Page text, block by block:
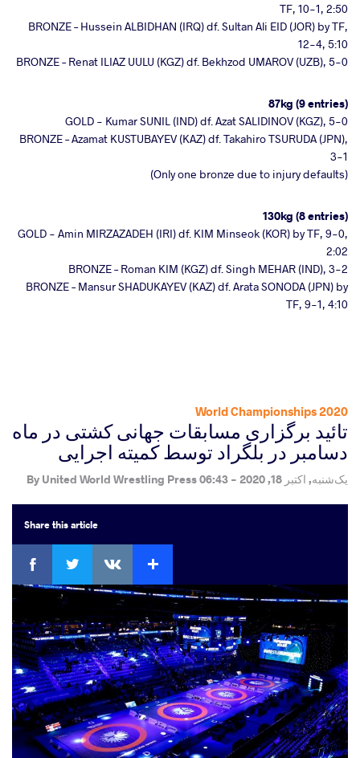
TF, 10-1, 2:50
BRONZE – Hussein ALBIDHAN (IRQ) df. Sultan Ali EID (JOR) by TF,
12-4, 5:10
BRONZE – Renat ILIAZ UULU (KGZ) df. Bekhzod UMAROV (UZB), 5-0
87kg (9 entries)
GOLD - Kumar SUNIL (IND) df. Azat SALIDINOV (KGZ), 5-0
BRONZE – Azamat KUSTUBAYEV (KAZ) df. Takahiro TSURUDA (JPN),
3-1
(Only one bronze due to injury defaults)
130kg (8 entries)
GOLD - Amin MIRZAZADEH (IRI) df. KIM Minseok (KOR) by TF, 9-0,
2:02
BRONZE – Roman KIM (KGZ) df. Singh MEHAR (IND), 3-2
BRONZE – Mansur SHADUKAYEV (KAZ) df. Arata SONODA (JPN) by
TF, 9-1, 4:10
2020 World Championships
تائید برگزاری مسابقات جهانی کشتی در ماه
دسامبر در بلگراد توسط کمیته اجرایی
یک‌شنبه, اکتبر 18, 2020 - 06:43 United World Wrestling Press
Sharethis article